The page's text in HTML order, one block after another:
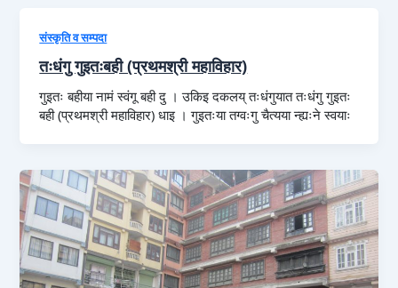
संस्कृति व सम्पदा
तःधंगु गुइतःबही (प्रथमश्री महाविहार)
गुइतः बहीया नामं स्वंगू बही दु । उकिइ दकलय्‌ तःधंगुयात तःधंगु गुइतः
बही (प्रथमश्री महाविहार) धाइ । गुइतःया तग्वःगु चैत्यया न्ह्यःने स्वयाः